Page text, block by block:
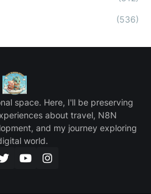
(536)
space. Here, I'll be preserving
about travel, N8N
and my journey exploring
world.